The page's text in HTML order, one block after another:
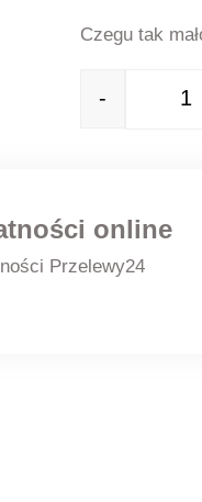
Czegu tak
-
online
Przelewy24